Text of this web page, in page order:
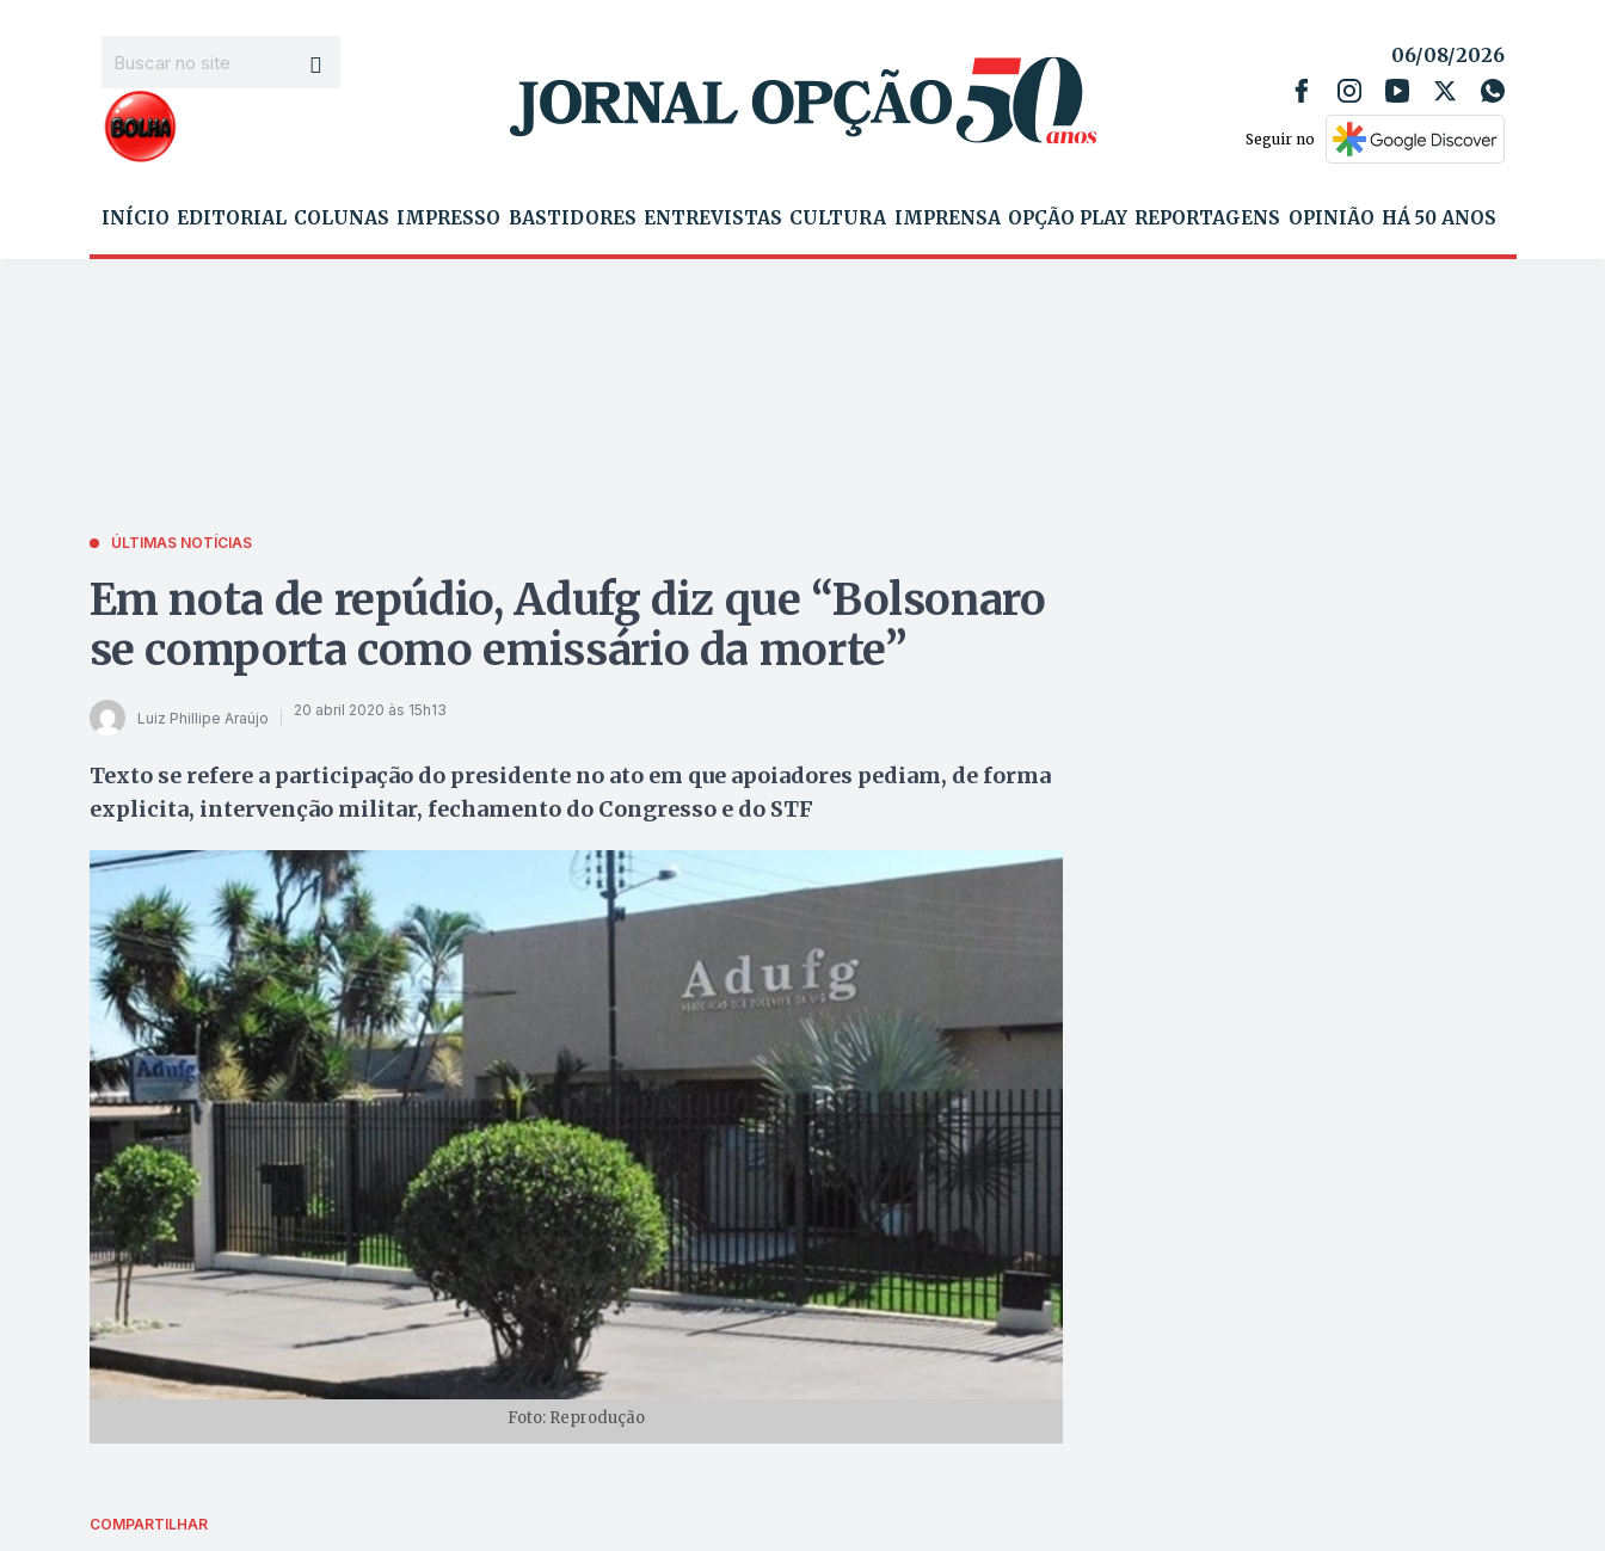
06/08/2026
Seguir no
INÍCIO EDITORIAL COLUNAS IMPRESSO BASTIDORES ENTREVISTAS CULTURA IMPRENSA OPÇÃO PLAY REPORTAGENS OPINIÃO HÁ 50 ANOS
ÚLTIMAS NOTÍCIAS
Em nota de repúdio, Adufg diz que “Bolsonaro
se comporta como emissário da morte”
Luiz Phillipe Araújo 20 abril 2020 às 15h13
Texto se refere a participação do presidente no ato em que apoiadores pediam, de forma
explicita, intervenção militar, fechamento do Congresso e do STF
Foto: Reprodução
COMPARTILHAR